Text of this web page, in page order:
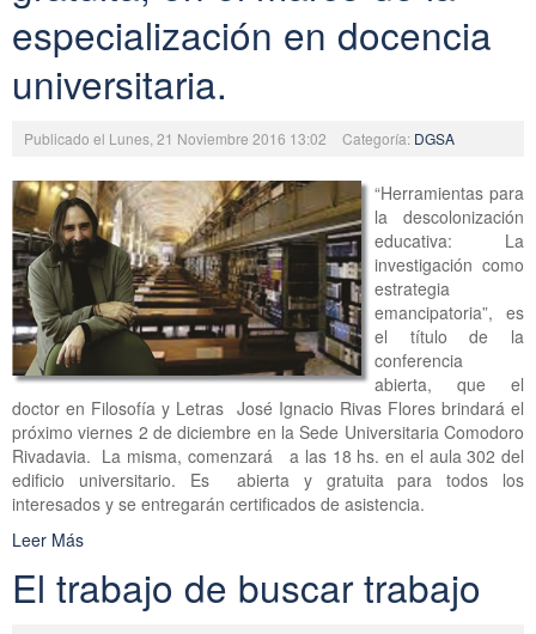
especialización en docencia
universitaria.
Publicado el Lunes, 21 Noviembre 2016 13:02 Categoría: DGSA
“Herramientas para
la descolonización
educativa: La
investigación como
estrategia
emancipatoria”, es
el título de la
conferencia
abierta, que el
doctor en Filosofía y Letras José Ignacio Rivas Flores brindará el
próximo viernes 2 de diciembre en la Sede Universitaria Comodoro
Rivadavia. La misma, comenzará a las 18 hs. en el aula 302 del
edificio universitario. Es abierta y gratuita para todos los
interesados y se entregarán certificados de asistencia.
Leer Más
El trabajo de buscar trabajo